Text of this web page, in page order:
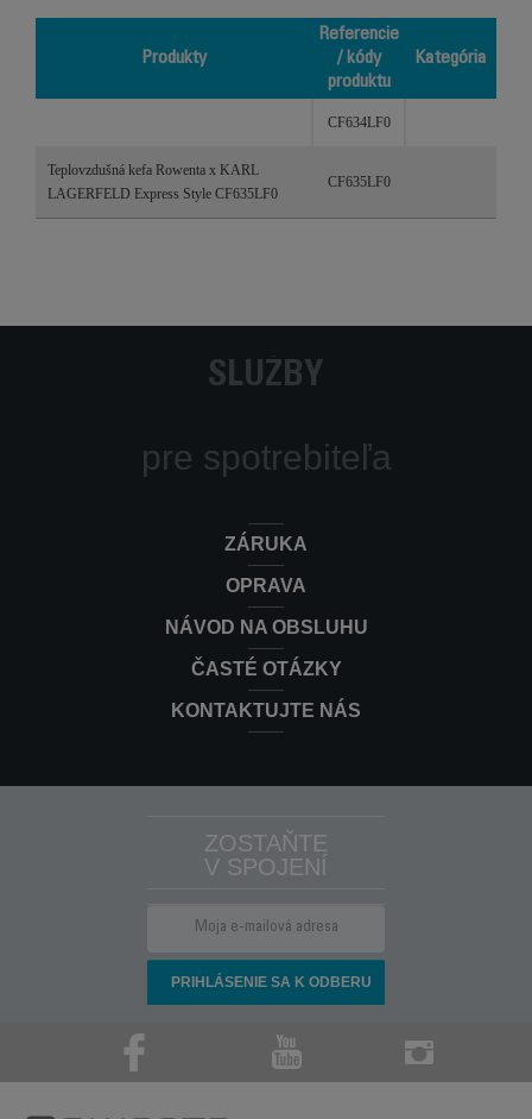
Produkty
Referencie
/ kódy
produktu
Kategória
CF634LF0
Teplovzdušná kefa Rowenta x KARL
LAGERFELD Express Style CF635LF0
CF635LF0
SLUŽBY
pre spotrebiteľa
ZÁRUKA
OPRAVA
NÁVOD NA OBSLUHU
ČASTÉ OTÁZKY
KONTAKTUJTE NÁS
ZOSTAŇTE
V SPOJENÍ